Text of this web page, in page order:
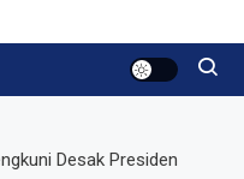
Arief
Desak Presiden